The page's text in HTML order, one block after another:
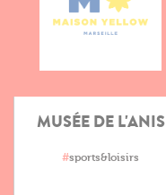
MUSÉE DE L'ANIS
#sports&loisirs